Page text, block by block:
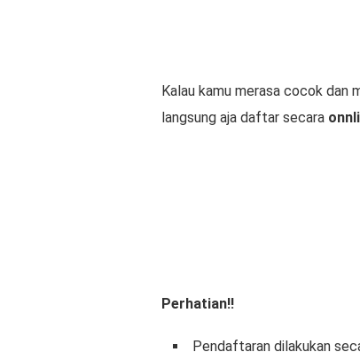
Kalau kamu merasa cocok dan
langsung aja daftar secara
Perhatian!!
Pendaftaran dilakukan